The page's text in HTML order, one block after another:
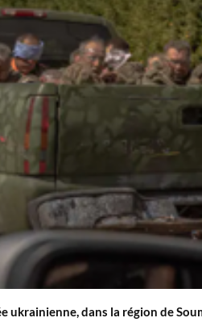
ukrainienne, dans la région de